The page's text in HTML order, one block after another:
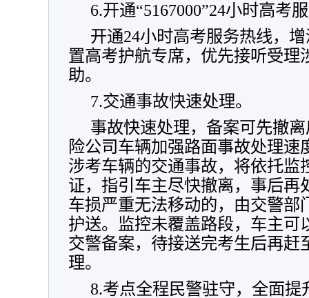
6.开通“5167000”24小时高考
开通24小时高考服务热线，
置高考护航专席，优先接听受理
助。
7.交通事故快速处理。
事故快速处理，备案可先撤
险公司车辆加强路面事故处理速
涉考车辆的交通事故，将依托监
证，指引车主尽快撤离，事后再
车损严重无法移动的，由交警部
护送。监控未覆盖路段，车主可
交警备案，待接送完考生后再赶
理。
8.考点全程民警驻守，全面提